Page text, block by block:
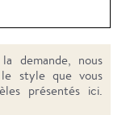
demande, nous
style que vous
présentés ici.